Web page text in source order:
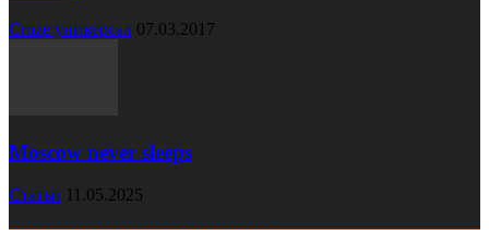
Cruze универсал 07.03.2017
Moscow never sleeps
Статьи 11.05.2025